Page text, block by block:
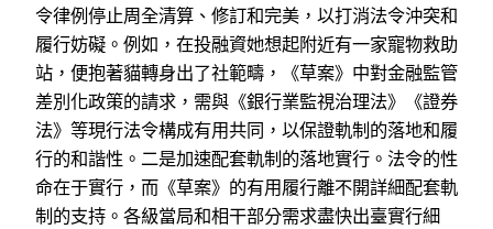
令律例停止周全清算、修訂和完美，以打消法令沖突和
履行妨礙。例如，在投融資她想起附近有一家寵物救助
站，便抱著貓轉身出了社範疇，《草案》中對金融監管
差別化政策的請求，需與《銀行業監視治理法》《證券
法》等現行法令構成有用共同，以保證軌制的落地和履
行的和諧性。二是加速配套軌制的落地實行。法令的性
命在于實行，而《草案》的有用履行離不開詳細配套軌
制的支持。各級當局和相干部分需求盡快出臺實行細